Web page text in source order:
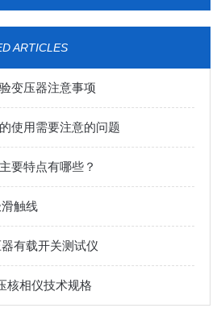
ARTICLES
变压器注意事项
使用需要注意的问题
要特点有哪些？
触线
有载开关测试仪
核相仪技术规格